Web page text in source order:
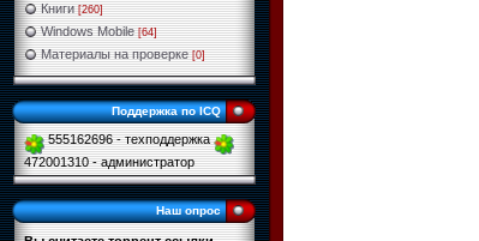
Книги [260]
Windows Mobile [64]
Материалы на проверке [0]
Поддержка по ICQ
555162696 - техподдержка
472001310 - администратор
Наш опрос